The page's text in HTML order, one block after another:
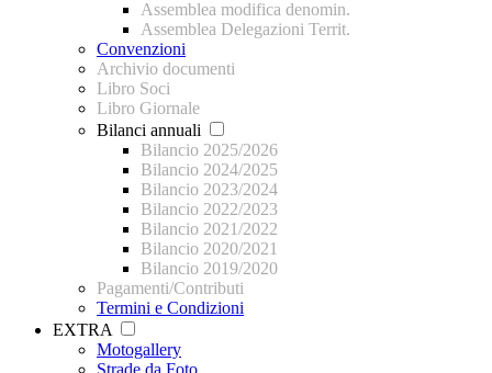
Assemblea modifica denomin.
Assemblea Delegazioni Territ.
Convenzioni
Archivio documenti
Libro Soci
Libro Giornale
Bilanci annuali
Bilancio 2025/2026
Bilancio 2024/2025
Bilancio 2023/2024
Bilancio 2022/2023
Bilancio 2021/2022
Bilancio 2020/2021
Bilancio 2019/2020
Pagamenti/Contributi
Termini e Condizioni
EXTRA
Motogallery
Strade da Foto